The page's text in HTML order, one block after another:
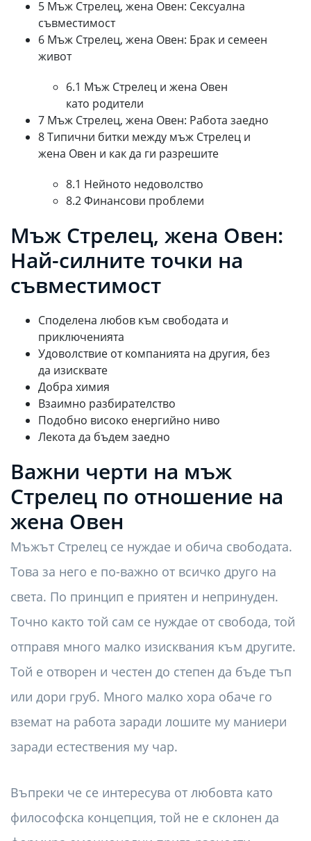
5 Мъж Стрелец, жена Овен: Сексуална
съвместимост
6 Мъж Стрелец, жена Овен: Брак и семеен
живот
6.1 Мъж Стрелец и жена Овен
като родители
7 Мъж Стрелец, жена Овен: Работа заедно
8 Типични битки между мъж Стрелец и
жена Овен и как да ги разрешите
8.1 Нейното недоволство
8.2 Финансови проблеми
Мъж Стрелец, жена Овен:
Най-силните точки на
съвместимост
Споделена любов към свободата и
приключенията
Удоволствие от компанията на другия, без
да изисквате
Добра химия
Взаимно разбирателство
Подобно високо енергийно ниво
Лекота да бъдем заедно
Важни черти на мъж
Стрелец по отношение на
жена Овен
Мъжът Стрелец се нуждае и обича свободата.
Това за него е по-важно от всичко друго на
света. По принцип е приятен и непринуден.
Точно както той сам се нуждае от свобода, той
отправя много малко изисквания към другите.
Той е отворен и честен до степен да бъде тъп
или дори груб. Много малко хора обаче го
вземат на работа заради лошите му маниери
заради естествения му чар.
Въпреки че се интересува от любовта като
философска концепция, той не е склонен да